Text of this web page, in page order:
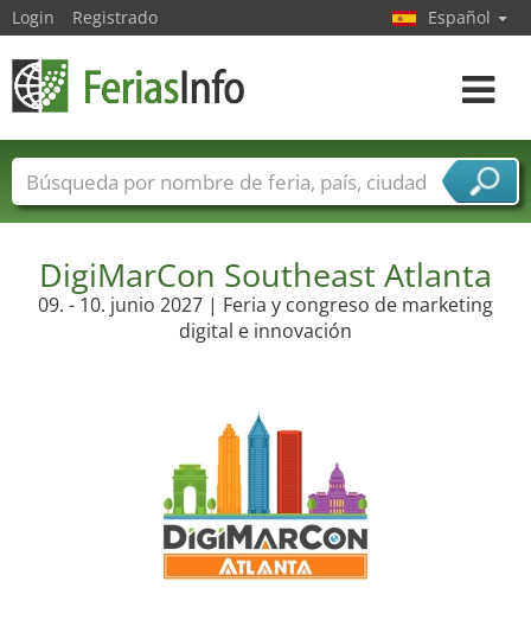
DigiMarCon Southeast Atlanta
09. - 10. junio 2027 | Feria y congreso de marketing
digital e innovación
Login Registrado Español
toggle
Nombres de ferias Países
Ciudades
Sectores de proveedor de servicios